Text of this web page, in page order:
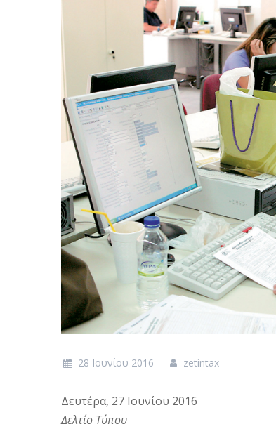
28 Ιουνίου 2016 zetintax
Δευτέρα, 27 Ιουνίου 2016
Δελτίο Τύπου